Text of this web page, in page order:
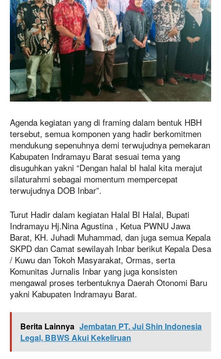
Agenda kegiatan yang di framing dalam bentuk HBH
tersebut, semua komponen yang hadir berkomitmen
mendukung sepenuhnya demi terwujudnya pemekaran
Kabupaten Indramayu Barat sesuai tema yang
disuguhkan yakni “Dengan halal bI halal kita merajut
silaturahmi sebagai momentum mempercepat
terwujudnya DOB Inbar”.
Turut Hadir dalam kegiatan Halal BI Halal, Bupati
Indramayu Hj.Nina Agustina , Ketua PWNU Jawa
Barat, KH. Juhadi Muhammad, dan juga semua Kepala
SKPD dan Camat sewilayah Inbar berikut Kepala Desa
/ Kuwu dan Tokoh Masyarakat, Ormas, serta
Komunitas Jurnalis Inbar yang juga konsisten
mengawal proses terbentuknya Daerah Otonomi Baru
yakni Kabupaten Indramayu Barat.
Berita Lainnya Jembatan PT. Jui Shin Indonesia
Legal, BBWS Akui Kekeliruan